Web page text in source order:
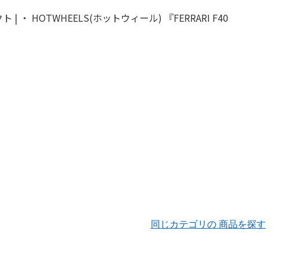
同じカテゴリの 商品を探す